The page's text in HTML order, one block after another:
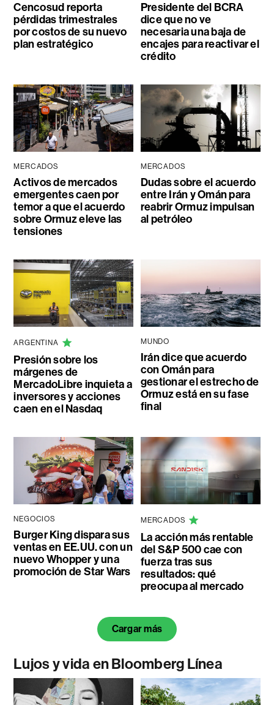
Cencosud reporta
pérdidas trimestrales
por costos de su nuevo
plan estratégico
Presidente del BCRA
dice que no ve
necesaria una baja de
encajes para reactivar el
crédito
MERCADOS
Activos de mercados
emergentes caen por
temor a que el acuerdo
sobre Ormuz eleve las
tensiones
MERCADOS
Dudas sobre el acuerdo
entre Irán y Omán para
reabrir Ormuz impulsan
al petróleo
ARGENTINA
Presión sobre los
márgenes de
MercadoLibre inquieta a
inversores y acciones
caen en el Nasdaq
MUNDO
Irán dice que acuerdo
con Omán para
gestionar el estrecho de
Ormuz está en su fase
final
NEGOCIOS
Burger King dispara sus
ventas en EE.UU. con un
nuevo Whopper y una
promoción de Star Wars
MERCADOS
La acción más rentable
del S&P 500 cae con
fuerza tras sus
resultados: qué
preocupa al mercado
Cargar más
Lujos y vida en Bloomberg Línea